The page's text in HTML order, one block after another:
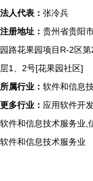
法人代表： 张冷兵
注册地址： 贵州省贵阳
园路花果园项目R-2区
层1、2号[花果园社区]
所属行业： 软件和信息
更多行业： 应用软件开
软件和信息技术服务业,
软件和信息技术服务业